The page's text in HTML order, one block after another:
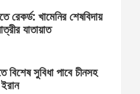
রেকর্ড: খামেনির শেষবিদায়
যাতায়াত
বিশেষ সুবিধা পাবে চীনসহ